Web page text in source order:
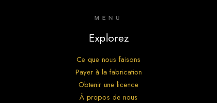
MENU
Explorez
Ce que nous faisons
Payer à la fabrication
Obtenir une licence
À propos de nous